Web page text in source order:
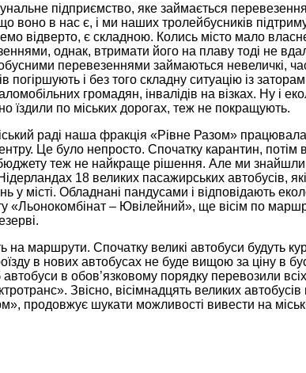
підприємство, яке займається
воно в нас є, і ми наших тролейбусників
відверто, є складною. Колись місто мало
однак, втримати його на плаву тоді не
перевезеннями займаються невеличкі,
погіршують і без того складну ситуацію із
громадян, інвалідів на візках. Ну і
їздили по міських дорогах, теж не покращують.
раді наша фракція «Рівне Разом»
Це було непросто. Спочатку карантин, потім
теж не найкраще рішення. Але ми знайшли
18 великих пасажирських автобусів,
у місті. Обладнані пандусами і відповідають
«Льонокомбінат – Ювілейний», ще вісім по
маршрути. Спочатку великі автобуси будуть
в нових автобусах не буде вищою за ціну в
в обов’язковому порядку перевозили всіх
Звісно, вісімнадцять великих
продовжує шукати можливості вивести на